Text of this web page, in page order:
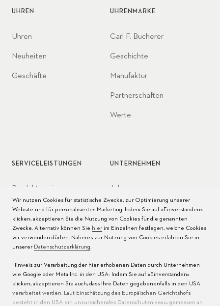
UHREN
Uhren
Neuheiten
Geschäfte
UHRENMARKE
Carl F. Bucherer
Geschichte
Manufaktur
Partnerschaften
Werte
SERVICELEISTUNGEN
Produktservice
Pflege der Uhr
Bedienungsanleitungen
FAQ
Servicezentren
UNTERNEHMEN
Jobs
Presse
Kontakt
Wir nutzen Cookies für statistische Zwecke, zur Optimierung unserer
Website und für personalisiertes Marketing. Indem Sie auf «Einverstanden»
klicken, akzeptieren Sie die Nutzung von Cookies für die genannten
Zwecke. Alternativ können Sie hierim Einzelnen festlegen, welche Cookies
wir verwenden dürfen. Näheres zur Nutzung von Cookies erfahren Sie in
unserer Datenschutzerklärung.
Hinweis zur Verarbeitung der hier erhobenen Daten durch Unternehmen
wie Google oder Meta Inc. in den USA: Indem Sie auf «Einverstanden»
klicken, akzeptieren Sie auch, dass Ihre Daten gegebenenfalls in den USA
verarbeitet werden. Laut Einschätzung des Europäischen Gerichtshofs
besteht in den USA ein unzureichendes Datenschutzniveau, gemessen an